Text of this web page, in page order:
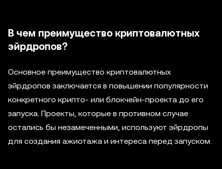
В чем преимущество криптовалютных
эйрдропов?
Основное преимущество криптовалютных
эйрдропов заключается в повышении популярности
конкретного крипто- или блокчейн-проекта до его
запуска. Проекты, которые в противном случае
остались бы незамеченными, используют эйрдропы
для создания ажиотажа и интереса перед запуском.